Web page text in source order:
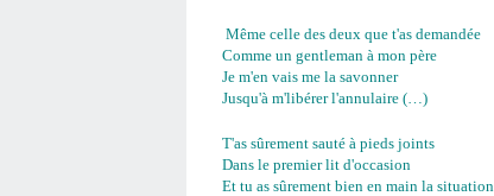
Même celle des deux que t'as demandée
Comme un gentleman à mon père
Je m'en vais me la savonner
Jusqu'à m'libérer l'annulaire (…)
T'as sûrement sauté à pieds joints
Dans le premier lit d'occasion
Et tu as sûrement bien en main la situation